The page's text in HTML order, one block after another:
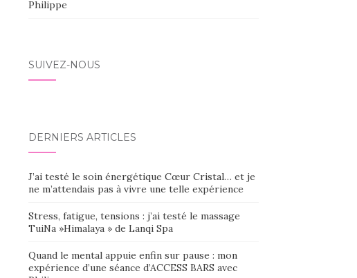
Philippe
SUIVEZ-NOUS
DERNIERS ARTICLES
J’ai testé le soin énergétique Cœur Cristal… et je
ne m’attendais pas à vivre une telle expérience
Stress, fatigue, tensions : j’ai testé le massage
TuiNa »Himalaya » de Lanqi Spa
Quand le mental appuie enfin sur pause : mon
expérience d’une séance d’ACCESS BARS avec